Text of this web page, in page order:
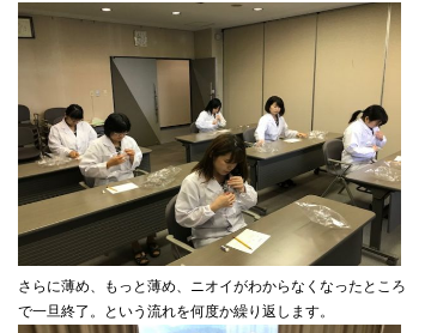
さらに薄め、もっと薄め、ニオイがわからなくなったところ
で一旦終了。という流れを何度か繰り返します。